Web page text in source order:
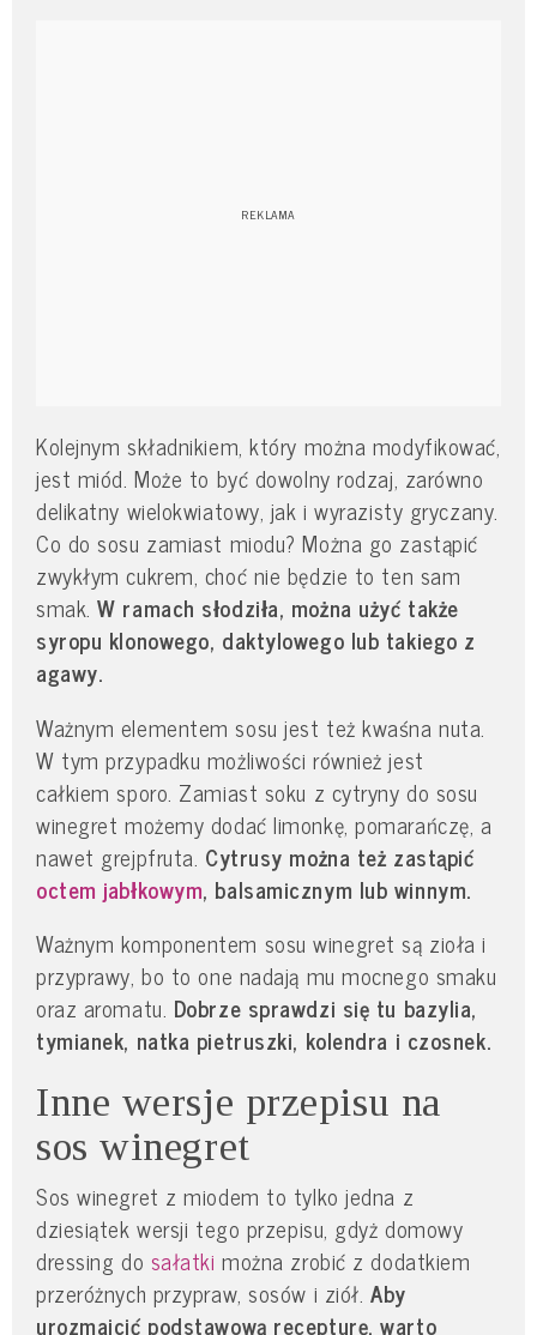
Kolejnym składnikiem, który można modyfikować,
jest miód. Może to być dowolny rodzaj, zarówno
delikatny wielokwiatowy, jak i wyrazisty gryczany.
Co do sosu zamiast miodu? Można go zastąpić
zwykłym cukrem, choć nie będzie to ten sam
smak.W ramach słodziła, można użyć także
syropu klonowego, daktylowego lub takiego z
agawy.
Ważnym elementem sosu jest też kwaśna nuta.
W tym przypadku możliwości również jest
całkiem sporo. Zamiast soku z cytryny do sosu
winegret możemy dodać limonkę, pomarańczę, a
nawet grejpfruta. Cytrusy można też zastąpić
octem jabłkowym, balsamicznym lub winnym.
Ważnym komponentem sosu winegret są zioła i
przyprawy, bo to one nadają mu mocnego smaku
oraz aromatu. Dobrze sprawdzi się tu bazylia,
tymianek, natka pietruszki, kolendra i czosnek.
Inne wersje przepisu na
sos winegret
Sos winegret z miodem to tylko jedna z
dziesiątek wersji tego przepisu, gdyż domowy
dressing do sałatki można zrobić z dodatkiem
przeróżnych przypraw, sosów i ziół. Aby
urozmaicić podstawową recepturę, warto